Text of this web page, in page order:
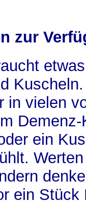
zur
in vielen
ein
ein Stück